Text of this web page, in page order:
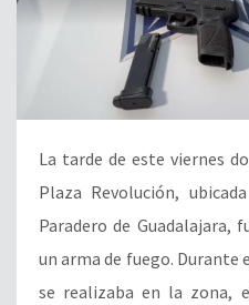
La tarde de este viernes
Plaza Revolución,
Paradero de
un arma de fuego. Durante
se realizaba en la zona,